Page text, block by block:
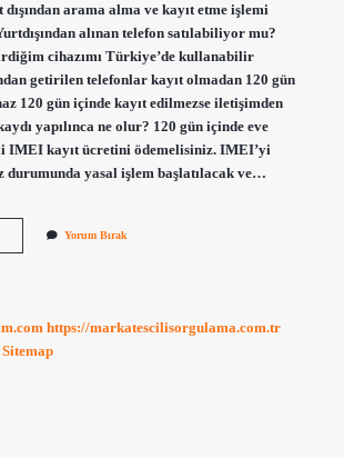
arama alma ve kayıt etme işlemi
alınan telefon satılabiliyor mu?
cihazımı Türkiye’de kullanabilir
getirilen telefonlar kayıt olmadan 120 gün
120 gün içinde kayıt edilmezse iletişimden
yapılınca ne olur? 120 gün içinde eve
IMEI kayıt ücretini ödemelisiniz. IMEI’yi
durumunda yasal işlem başlatılacak ve…
Yorum Bırak
https://markatescilisorgulama.com.tr
Sitemap